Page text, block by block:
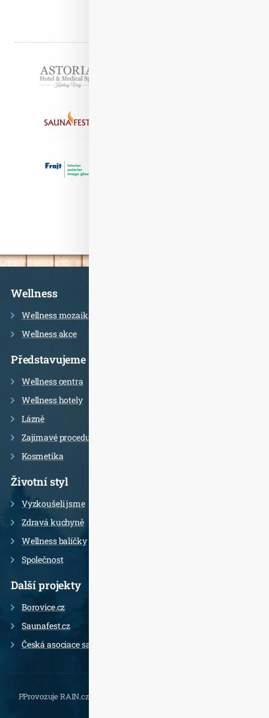
Informace
Wellness
Wellness mozaika
Wellness akce
Představujeme
Wellness centra
Wellness hotely
Lázně
Zajímavé procedury
Kosmetika
Životní styl
Vyzkoušeli jsme
Zdravá kuchyně
Wellness balíčky
Společnost
Další projekty
Borovice.cz
Saunafest.cz
Česká asociace saunérů
PProvozuje RAIN.cz, Daliborova 22a, 102 00 Praha 10 - Hostivař,